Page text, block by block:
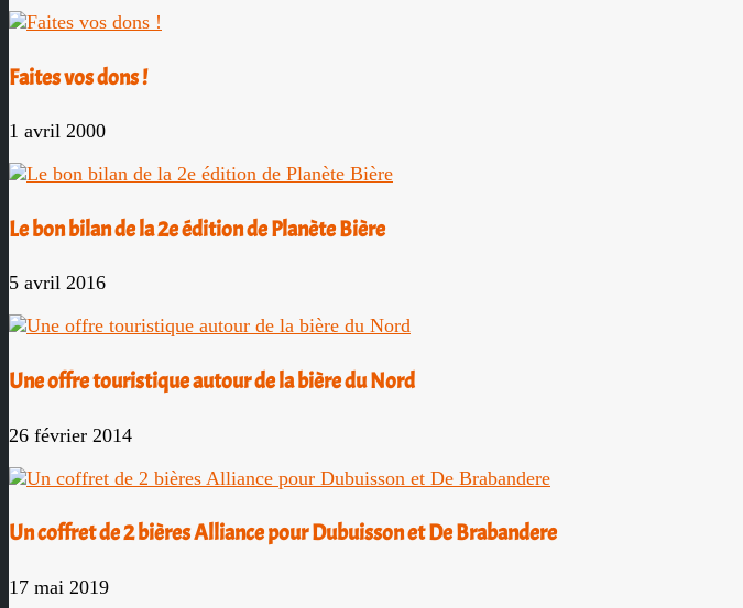
Faites vos dons !
1 avril 2000
Le bon bilan de la 2e édition de Planète Bière
5 avril 2016
Une offre touristique autour de la bière du Nord
26 février 2014
Un coffret de 2 bières Alliance pour Dubuisson et De Brabandere
17 mai 2019